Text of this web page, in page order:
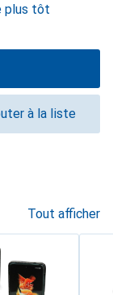
plus tôt
à la liste
Tout afficher